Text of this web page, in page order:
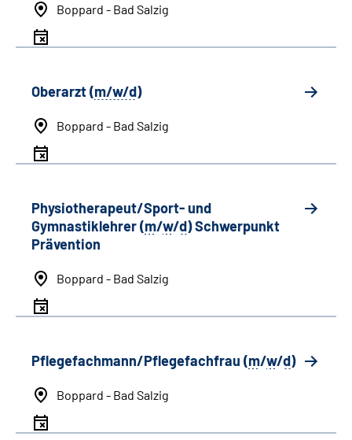
Boppard - Bad Salzig
Oberarzt (m/w/d)
Boppard - Bad Salzig
Physiotherapeut/Sport- und
Gymnastiklehrer (m/w/d) Schwerpunkt
Prävention
Boppard - Bad Salzig
Pflegefachmann/Pflegefachfrau (m/w/d)
Boppard - Bad Salzig